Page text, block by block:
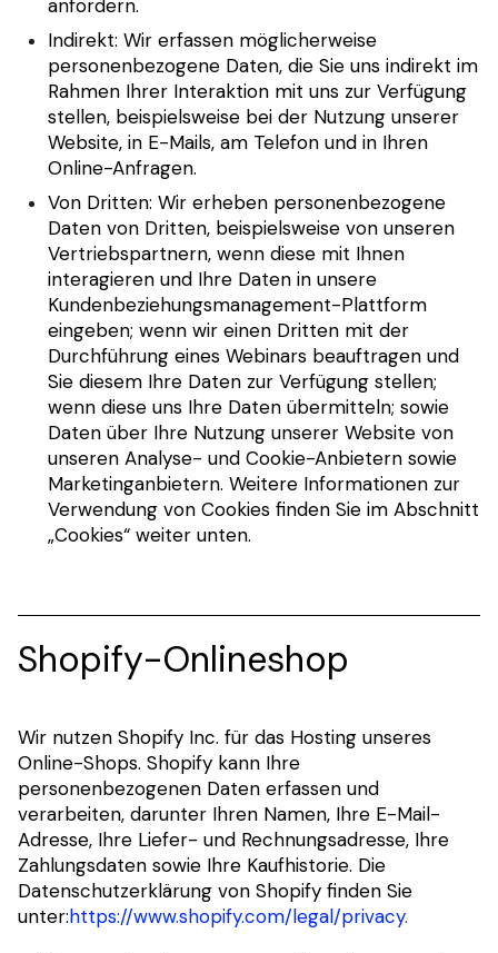
anfordern.
Indirekt: Wir erfassen möglicherweise
personenbezogene Daten, die Sie uns indirekt im
Rahmen Ihrer Interaktion mit uns zur Verfügung
stellen, beispielsweise bei der Nutzung unserer
Website, in E-Mails, am Telefon und in Ihren
Online-Anfragen.
Von Dritten: Wir erheben personenbezogene
Daten von Dritten, beispielsweise von unseren
Vertriebspartnern, wenn diese mit Ihnen
interagieren und Ihre Daten in unsere
Kundenbeziehungsmanagement-Plattform
eingeben; wenn wir einen Dritten mit der
Durchführung eines Webinars beauftragen und
Sie diesem Ihre Daten zur Verfügung stellen;
wenn diese uns Ihre Daten übermitteln; sowie
Daten über Ihre Nutzung unserer Website von
unseren Analyse- und Cookie-Anbietern sowie
Marketinganbietern. Weitere Informationen zur
Verwendung von Cookies finden Sie im Abschnitt
„Cookies“ weiter unten.
Shopify-Onlineshop
Wir nutzen Shopify Inc. für das Hosting unseres
Online-Shops. Shopify kann Ihre
personenbezogenen Daten erfassen und
verarbeiten, darunter Ihren Namen, Ihre E-Mail-
Adresse, Ihre Liefer- und Rechnungsadresse, Ihre
Zahlungsdaten sowie Ihre Kaufhistorie. Die
Datenschutzerklärung von Shopify finden Sie
unter:https://www.shopify.com/legal/privacy.